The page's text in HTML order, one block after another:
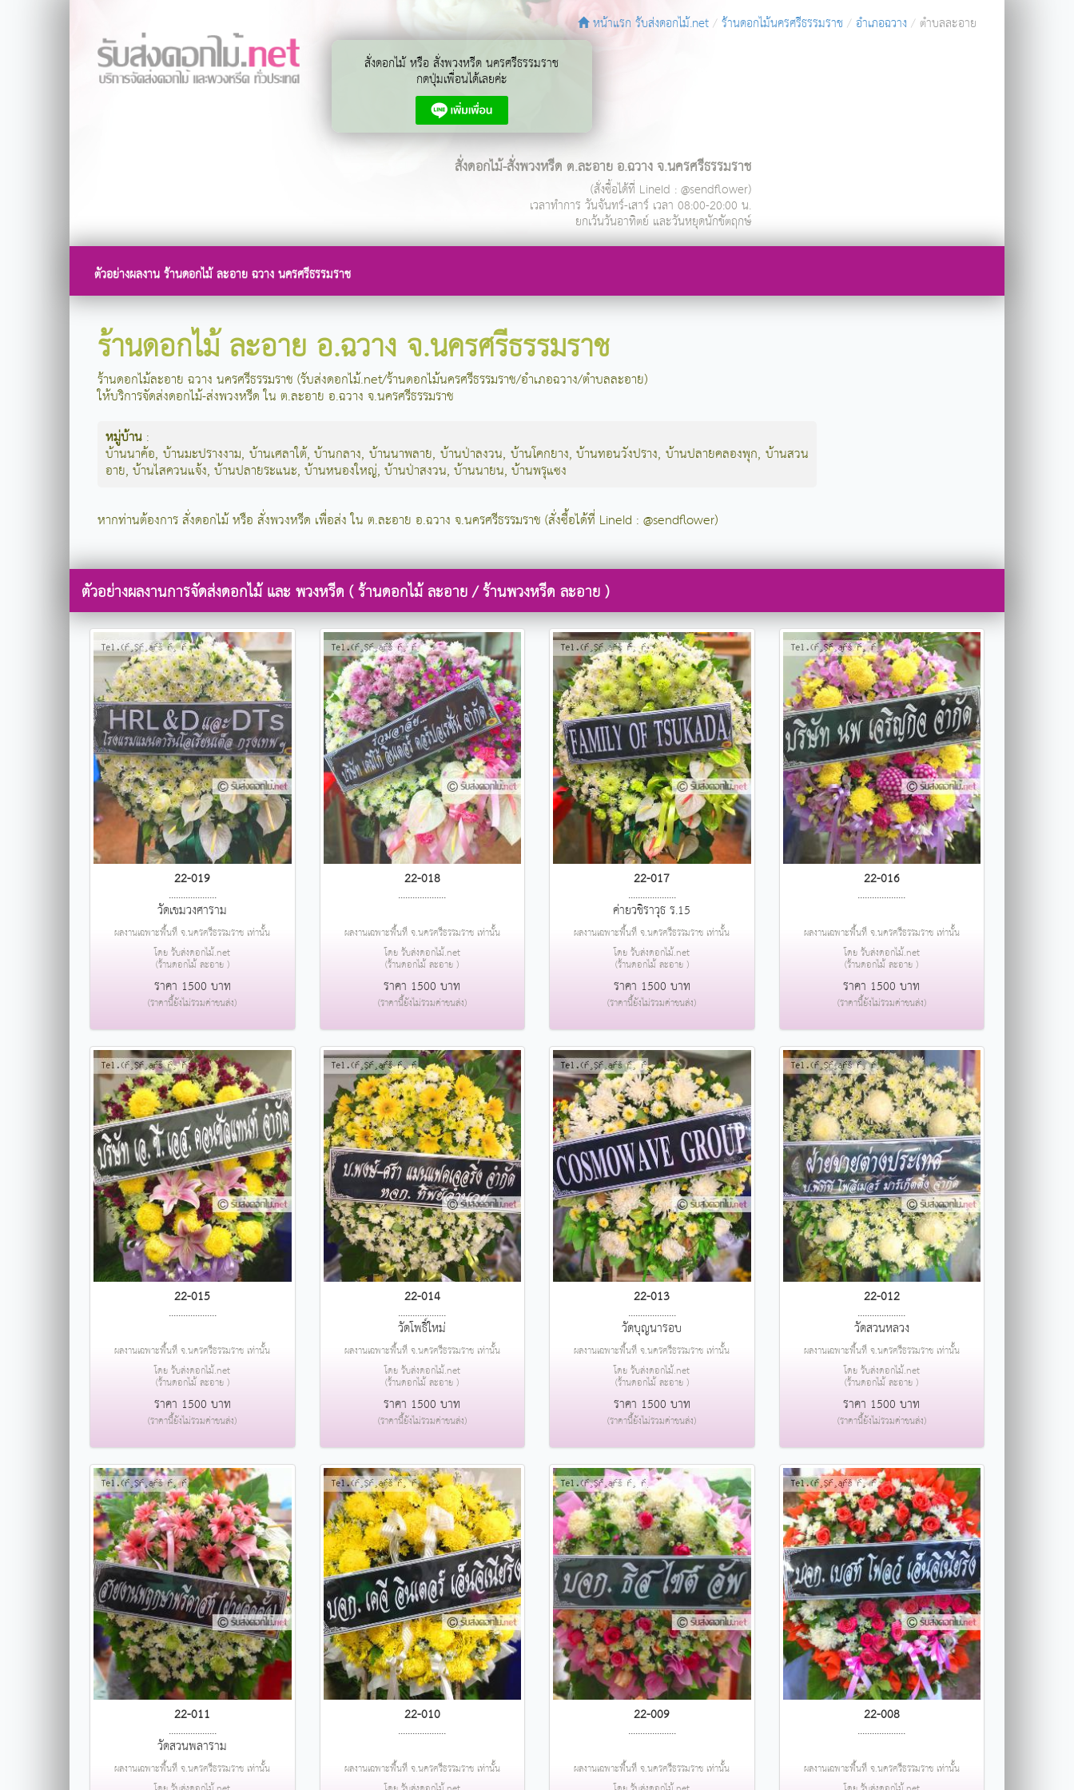
หน้าแรก รับส่งดอกไม้.net ร้านดอกไม้นครศรีธรรมราช อำเภอฉวาง
ตำบลละอาย
สั่งดอกไม้ หรือ สั่งพวงหรีด นครศรีธรรมราช
กดปุ่มเพื่อนได้เลยค่ะ
สั่งดอกไม้-สั่งพวงหรีด ต.ละอาย อ.ฉวาง จ.นครศรีธรรมราช
(สั่งซื้อได้ที่ LineId : @sendflower)
เวลาทำการ วันจันทร์-เสาร์ เวลา 08:00-20:00 น.
ยกเว้นวันอาทิตย์ และวันหยุดนักขัตฤกษ์
ตัวอย่างผลงาน ร้านดอกไม้ ละอาย ฉวาง นครศรีธรรมราช
ร้านดอกไม้ ละอาย อ.ฉวาง จ.นครศรีธรรมราช
ร้านดอกไม้ละอาย ฉวาง นครศรีธรรมราช (รับส่งดอกไม้.net/ร้านดอกไม้นครศรีธรรมราช/อำเภอฉวาง/ตำบลละอาย)
ให้บริการจัดส่งดอกไม้-ส่งพวงหรีด ใน ต.ละอาย อ.ฉวาง จ.นครศรีธรรมราช
หมู่บ้าน :
บ้านนาค้อ, บ้านมะปรางงาม, บ้านเศลาใต้,บ้านกลาง,บ้านนาพลาย, บ้านป่าลงวน, บ้านโคกยาง,บ้านทอนวังปราง,บ้านปลายคลองพุก,บ้านสวน
อาย, บ้านไสควนแจ้ง, บ้านปลายระแนะ, บ้านหนองใหญ่, บ้านป่าสงวน, บ้านนายน, บ้านพรุแซง
หากท่านต้องการ สั่งดอกไม้ หรือ สั่งพวงหรีด เพื่อส่ง ใน ต.ละอาย อ.ฉวาง จ.นครศรีธรรมราช (สั่งซื้อได้ที่ LineId : @sendflower)
ตัวอย่างผลงานการจัดส่งดอกไม้ และ พวงหรีด ( ร้านดอกไม้ ละอาย / ร้านพวงหรีด ละอาย )
22-019
....................
วัดเขมวงศาราม
ผลงานเฉพาะพื้นที่ จ.นครศรีธรรมราช เท่านั้น
โดย รับส่งดอกไม้.net
(ร้านดอกไม้ ละอาย )
ราคา 1500 บาท
(ราคานี้ยังไม่รวมค่าขนส่ง)
22-018
....................
ผลงานเฉพาะพื้นที่ จ.นครศรีธรรมราช เท่านั้น
โดย รับส่งดอกไม้.net
(ร้านดอกไม้ ละอาย )
ราคา 1500 บาท
(ราคานี้ยังไม่รวมค่าขนส่ง)
22-017
....................
ค่ายวชิราวุธ ร.15
ผลงานเฉพาะพื้นที่ จ.นครศรีธรรมราช เท่านั้น
โดย รับส่งดอกไม้.net
(ร้านดอกไม้ ละอาย )
ราคา 1500 บาท
(ราคานี้ยังไม่รวมค่าขนส่ง)
22-016
....................
ผลงานเฉพาะพื้นที่ จ.นครศรีธรรมราช เท่านั้น
โดย รับส่งดอกไม้.net
(ร้านดอกไม้ ละอาย )
ราคา 1500 บาท
(ราคานี้ยังไม่รวมค่าขนส่ง)
22-015
....................
ผลงานเฉพาะพื้นที่ จ.นครศรีธรรมราช เท่านั้น
โดย รับส่งดอกไม้.net
(ร้านดอกไม้ ละอาย )
ราคา 1500 บาท
(ราคานี้ยังไม่รวมค่าขนส่ง)
22-014
....................
วัดโพธิ์ใหม่
ผลงานเฉพาะพื้นที่ จ.นครศรีธรรมราช เท่านั้น
โดย รับส่งดอกไม้.net
(ร้านดอกไม้ ละอาย )
ราคา 1500 บาท
(ราคานี้ยังไม่รวมค่าขนส่ง)
22-013
....................
วัดบุญนารอบ
ผลงานเฉพาะพื้นที่ จ.นครศรีธรรมราช เท่านั้น
โดย รับส่งดอกไม้.net
(ร้านดอกไม้ ละอาย )
ราคา 1500 บาท
(ราคานี้ยังไม่รวมค่าขนส่ง)
22-012
....................
วัดสวนหลวง
ผลงานเฉพาะพื้นที่ จ.นครศรีธรรมราช เท่านั้น
โดย รับส่งดอกไม้.net
(ร้านดอกไม้ ละอาย )
ราคา 1500 บาท
(ราคานี้ยังไม่รวมค่าขนส่ง)
22-011
....................
วัดสวนพลาราม
ผลงานเฉพาะพื้นที่ จ.นครศรีธรรมราช เท่านั้น
22-010
....................
ผลงานเฉพาะพื้นที่ จ.นครศรีธรรมราช เท่านั้น
22-009
....................
ผลงานเฉพาะพื้นที่ จ.นครศรีธรรมราช เท่านั้น
22-008
....................
ผลงานเฉพาะพื้นที่ จ.นครศรีธรรมราช เท่านั้น